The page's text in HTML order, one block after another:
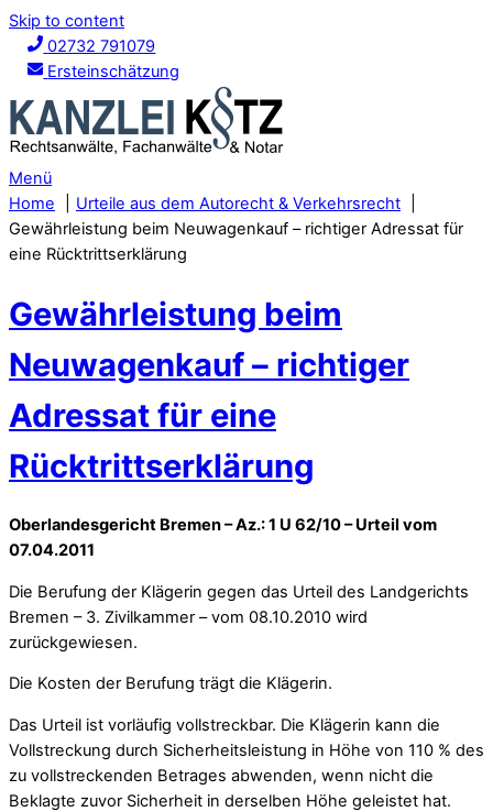
Skip to content
02732 791079
Ersteinschätzung
Menü
Home
Urteile aus dem Autorecht & Verkehrsrecht
Gewährleistung beim Neuwagenkauf – richtiger Adressat für
eine Rücktrittserklärung
Gewährleistung beim
Neuwagenkauf – richtiger
Adressat für eine
Rücktrittserklärung
Oberlandesgericht Bremen – Az.: 1 U 62/10 – Urteil vom
07.04.2011
Die Berufung der Klägerin gegen das Urteil des Landgerichts
Bremen – 3. Zivilkammer – vom 08.10.2010 wird
zurückgewiesen.
Die Kosten der Berufung trägt die Klägerin.
Das Urteil ist vorläufig vollstreckbar. Die Klägerin kann die
Vollstreckung durch Sicherheitsleistung in Höhe von 110 % des
zu vollstreckenden Betrages abwenden, wenn nicht die
Beklagte zuvor Sicherheit in derselben Höhe geleistet hat.